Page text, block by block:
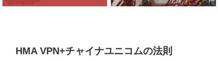
HMA VPN+チャイナユニコムの法則